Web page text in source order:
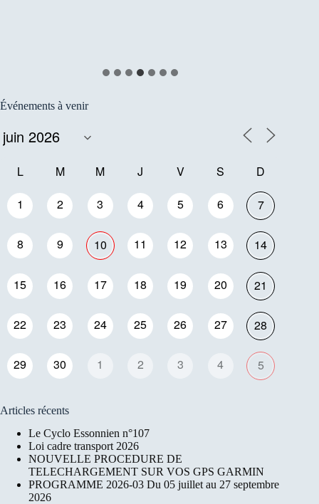
Événements à venir
L M M J V S D
1 2 3 4 5 6 7
8 9 10 11 12 13 14
15 16 17 18 19 20 21
22 23 24 25 26 27 28
29 30 1 2 3 4 5
Articles récents
Le Cyclo Essonnien n°107
Loi cadre transport 2026
NOUVELLE PROCEDURE DE
TELECHARGEMENT SUR VOS GPS GARMIN
PROGRAMME 2026-03 Du 05 juillet au 27 septembre
2026